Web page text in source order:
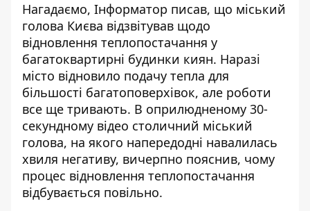
Нагадаємо, Інформатор писав, що міський
голова Києва відзвітував щодо
відновлення теплопостачання у
багатоквартирні будинки киян. Наразі
місто відновило подачу тепла для
більшості багатоповерхівок, але роботи
все ще тривають. В оприлюдненому 30-
секундному відео столичний міський
голова, на якого напередодні навалилась
хвиля негативу, вичерпно пояснив, чому
процес відновлення теплопостачання
відбувається повільно.